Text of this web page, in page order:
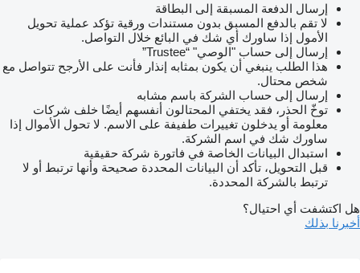
إرسال الدفعة المسبقة إلى البطاقة
لا تقم بالدفع المسبق بدون مستندات ورقية تؤكد عملية تحويل
الأمول إذا ساورك أي شك في البائع خلال التواصل.
إرسال إلى حساب "الوصي" “Trustee”
هذا الطلب ينبغي أن يكون بمثابه إنذار فأنت على الأرجح تتواصل مع
شخص محتال.
إرسال إلى حساب الشركة باسم مشابه
توخّ الحذر، فقد يختفي المحتالون أنفسهم أيضًا خلف شركات
معلومة أو يدخلون تغييرات طفيفة على الاسم. لا تحول الأموال إذا
ساورك شك في اسم الشركة.
استبدال البيانات الخاصة في فاتورة شركة حقيقية
قبل التحويل، تأكد أن البيانات المحددة صحيحة وأنها ترتبط أو لا
ترتبط بالشركة المحددة.
هل اكتشفت أي احتيال؟
أخبرنا بذلك